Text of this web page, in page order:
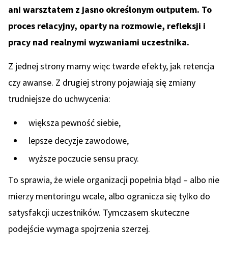
ani warsztatem z jasno określonym outputem. To
proces relacyjny, oparty na rozmowie, refleksji i
pracy nad realnymi wyzwaniami uczestnika.
Z jednej strony mamy więc twarde efekty, jak retencja
czy awanse. Z drugiej strony pojawiają się zmiany
trudniejsze do uchwycenia:
większa pewność siebie,
lepsze decyzje zawodowe,
wyższe poczucie sensu pracy.
To sprawia, że wiele organizacji popełnia błąd – albo nie
mierzy mentoringu wcale, albo ogranicza się tylko do
satysfakcji uczestników. Tymczasem skuteczne
podejście wymaga spojrzenia szerzej.